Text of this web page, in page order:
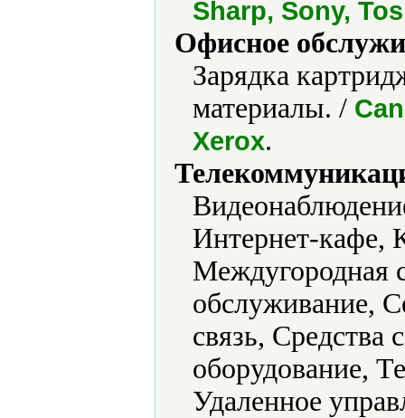
Sharp, Sony,
Офисное
Зарядка
материалы. /
Xerox.
Интернет-кафе,
Междугородная
обслуживание,
связь, Средства
оборудование,
Удаленное